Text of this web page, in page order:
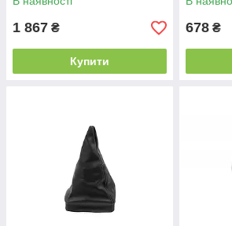
1 867 ₴
Купити
678 ₴